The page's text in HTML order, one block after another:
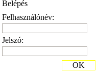
Belépés
Felhasználónév:
Jelszó:
OK